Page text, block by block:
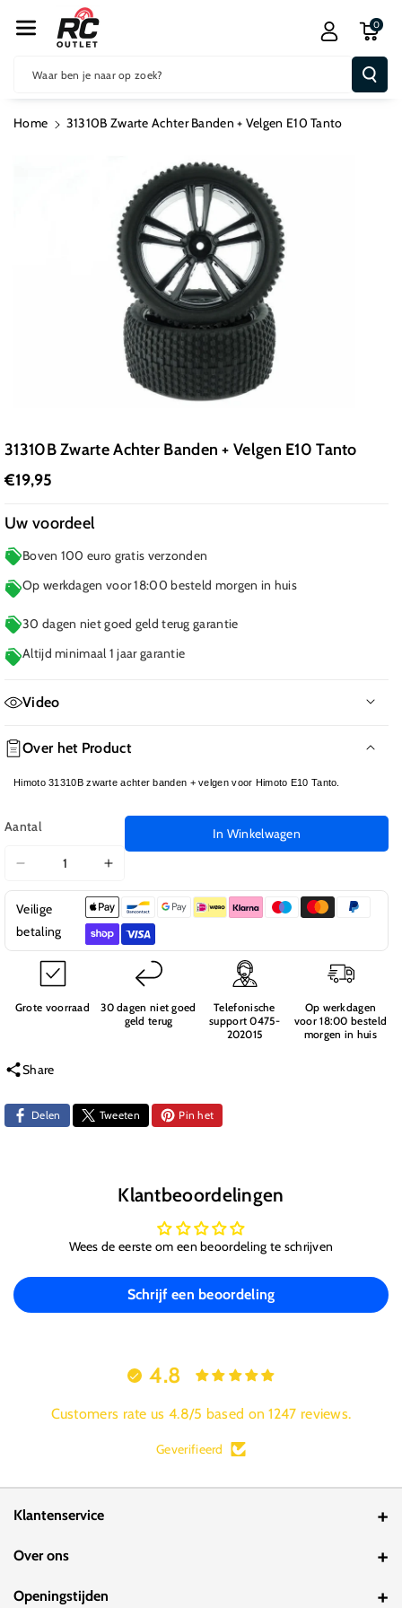
R De Conten
T
Waar ben je naar op zoek?
0
Home 31310B Zwarte Achter Banden + Velgen E10 Tanto
31310B Zwarte Achter Banden + Velgen E10 Tanto
€19,95
Uw voordeel
Boven 100 euro gratis verzonden
Op werkdagen voor 18:00 besteld morgen in huis
30 dagen niet goed geld terug garantie
Altijd minimaal 1 jaar garantie
Video
Geen film beschikbaar
Over het Product
Himoto 31310B zwarte achter banden + velgen voor Himoto E10 Tanto.
Aantal
verlagen
voor
31310B
Zwarte
Achter
Banden
+
Tanto
Aantal
verhogen
voor
31310B
Zwarte
Achter
Banden
+
Velgen
In Winkelwagen
Veilige
betaling
Grote voorraad
30 dagen niet goed
geld terug
Telefonische
support 0475-
202015
Op werkdagen
voor 18:00 besteld
morgen in huis
Share
Delen Tweeten Pin het
Klantbeoordelingen
Wees de eerste om een beoordeling te schrijven
Schrijf een beoordeling
4.8
Customers rate us 4.8/5 based on 1247 reviews.
Geverifieerd
Klantenservice
Contact
Over ons
Over ons
Openingstijden